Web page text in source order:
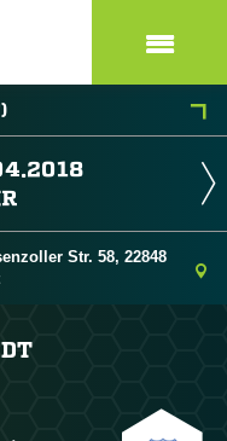
Str. 58, 22848